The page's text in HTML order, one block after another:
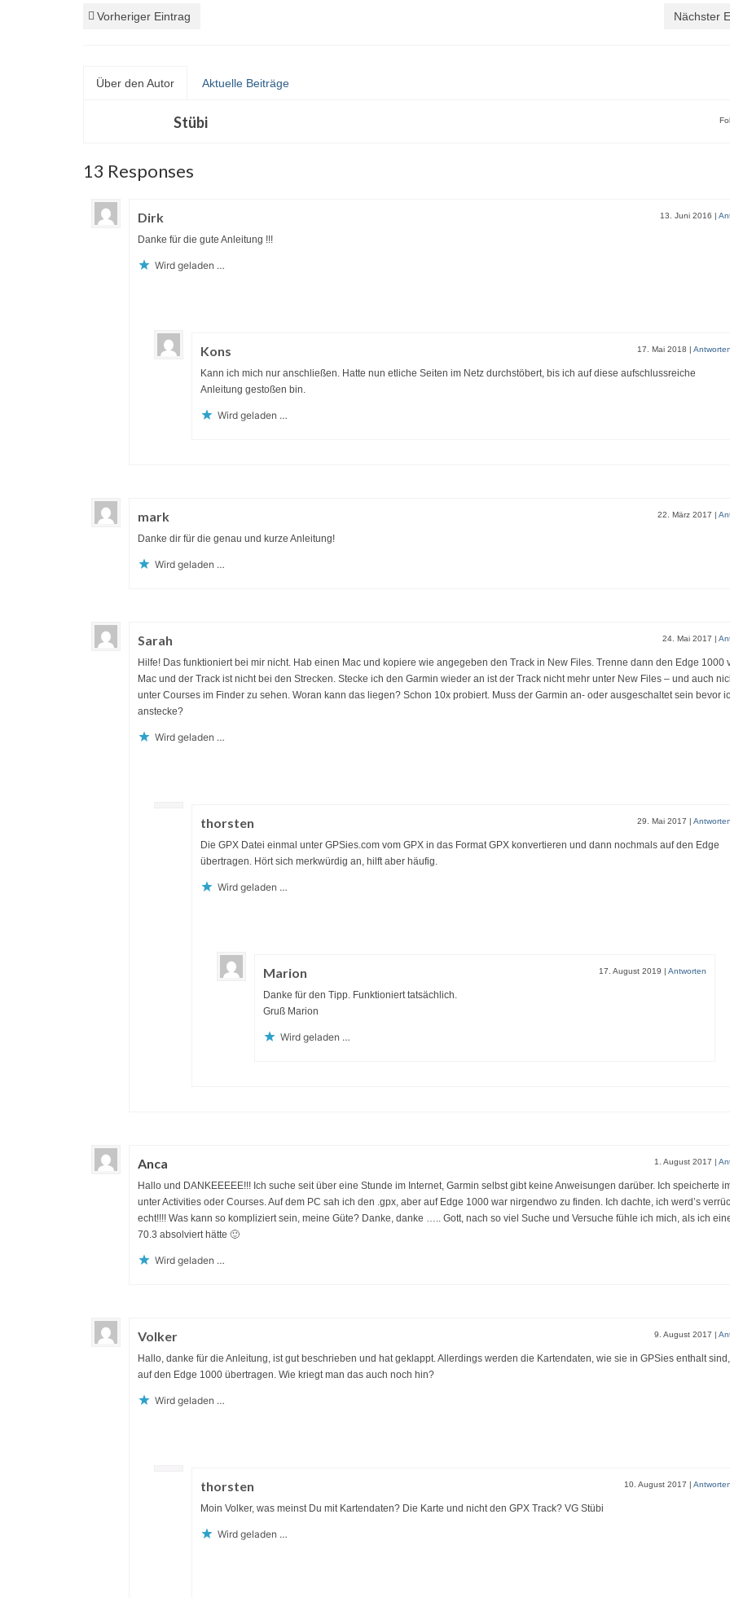
Vorheriger Eintrag Nächster
Über den Autor Aktuelle Beiträge
Stübi
13 Responses
Dirk 13. Juni 2016 |
Danke für die gute Anleitung !!!
Wird geladen …
Kons 17. Mai 2018 | Antworten
Kann ich mich nur anschließen. Hatte nun etliche Seiten im Netz durchstöbert, bis ich auf diese aufschlussreiche
Anleitung gestoßen bin.
Wird geladen …
mark 22. März 2017 |
Danke dir für die genau und kurze Anleitung!
Wird geladen …
Sarah 24. Mai 2017 |
Hilfe! Das funktioniert bei mir nicht. Hab einen Mac und kopiere wie angegeben den Track in New Files. Trenne dann den Edge 1000
Mac und der Track ist nicht bei den Strecken. Stecke ich den Garmin wieder an ist der Track nicht mehr unter New Files – und auch
unter Courses im Finder zu sehen. Woran kann das liegen? Schon 10x probiert. Muss der Garmin an- oder ausgeschaltet sein bevor
anstecke?
Wird geladen …
thorsten 29. Mai 2017 | Antworten
Die GPX Datei einmal unter GPSies.com vom GPX in das Format GPX konvertieren und dann nochmals auf den Edge
übertragen. Hört sich merkwürdig an, hilft aber häufig.
Wird geladen …
Marion 17. August 2019 | Antworten
Danke für den Tipp. Funktioniert tatsächlich.
Gruß Marion
Wird geladen …
Anca 1. August 2017 |
Hallo und DANKEEEEE!!! Ich suche seit über eine Stunde im Internet, Garmin selbst gibt keine Anweisungen darüber. Ich speicherte
unter Activities oder Courses. Auf dem PC sah ich den .gpx, aber auf Edge 1000 war nirgendwo zu finden. Ich dachte, ich werd’s
echt!!!! Was kann so kompliziert sein, meine Güte? Danke, danke ….. Gott, nach so viel Suche und Versuche fühle ich mich, als ich
70.3 absolviert hätte 🙂
Wird geladen …
Volker 9. August 2017 |
Hallo, danke für die Anleitung, ist gut beschrieben und hat geklappt. Allerdings werden die Kartendaten, wie sie in GPSies enthalt
auf den Edge 1000 übertragen. Wie kriegt man das auch noch hin?
Wird geladen …
thorsten 10. August 2017 | Antworten
Moin Volker, was meinst Du mit Kartendaten? Die Karte und nicht den GPX Track? VG Stübi
Wird geladen …